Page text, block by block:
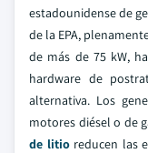
estadounidense de
de la EPA,
de más de 75 kW,
hardware de
alternativa. Los
motores diésel o de
de litioreducen las